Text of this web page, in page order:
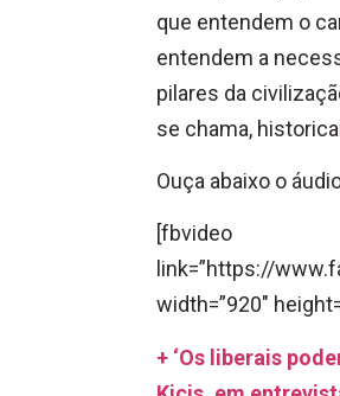
que entendem o
entendem a
pilares da
se chama,
Ouça abaixo o
[fbvideo
link=”https://
width=”920″
+ ‘Os liberais